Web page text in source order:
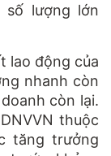
lượng lớn
lao động của
nhanh còn
còn lại.
thuộc
tăng trưởng